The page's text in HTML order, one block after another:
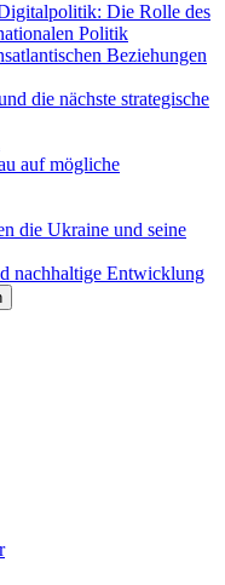
Die Rolle des
Politik
Beziehungen
die nächste strategische
auf mögliche
die Ukraine und seine
nachhaltige Entwicklung